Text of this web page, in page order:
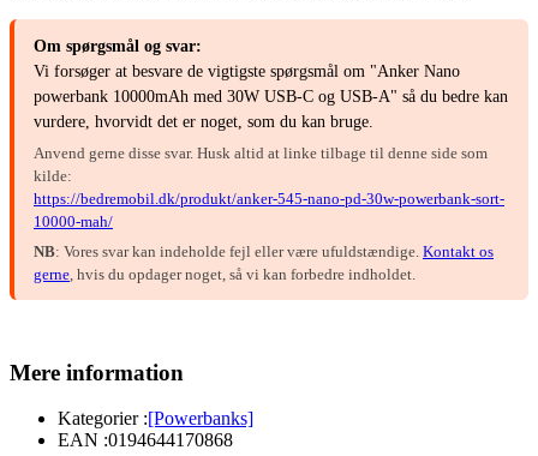
Om spørgsmål og svar:
Vi forsøger at besvare de vigtigste spørgsmål om "Anker Nano
powerbank 10000mAh med 30W USB-C og USB-A" så du bedre kan
vurdere, hvorvidt det er noget, som du kan bruge.
Anvend gerne disse svar. Husk altid at linke tilbage til denne side som
kilde:
https://bedremobil.dk/produkt/anker-545-nano-pd-30w-powerbank-sort-
10000-mah/
NB: Vores svar kan indeholde fejl eller være ufuldstændige. Kontakt os
gerne , hvis du opdager noget, så vi kan forbedre indholdet.
Mere information
Kategorier :[Powerbanks]
EAN :0194644170868